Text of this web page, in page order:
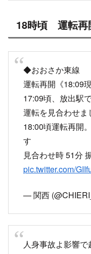
(@Dekomaru666)
僕の職場、最寄駅
らしく、電車止ま
ちょっと早かっ
— Tatsuya_Inui
放出駅東大阪線で
— えっつ